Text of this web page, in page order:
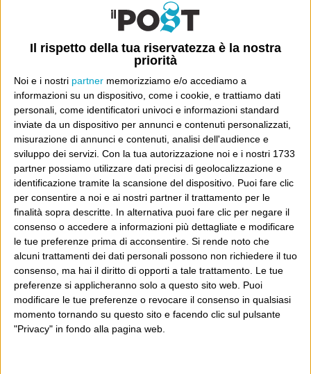
Il rispetto della tua riservatezza è la nostra
priorità
Noi e i nostri partner memorizziamo e/o accediamo a
informazioni su un dispositivo, come i cookie, e trattiamo dati
personali, come identificatori univoci e informazioni standard
inviate da un dispositivo per annunci e contenuti personalizzati,
misurazione di annunci e contenuti, analisi dell'audience e
sviluppo dei servizi. Con la tua autorizzazione noi e i nostri 1733
partner possiamo utilizzare dati precisi di geolocalizzazione e
identificazione tramite la scansione del dispositivo. Puoi fare clic
per consentire a noi e ai nostri partner il trattamento per le
finalità sopra descritte. In alternativa puoi fare clic per negare il
consenso o accedere a informazioni più dettagliate e modificare
le tue preferenze prima di acconsentire. Si rende noto che
alcuni trattamenti dei dati personali possono non richiedere il tuo
consenso, ma hai il diritto di opporti a tale trattamento. Le tue
preferenze si applicheranno solo a questo sito web. Puoi
modificare le tue preferenze o revocare il consenso in qualsiasi
momento tornando su questo sito e facendo clic sul pulsante
"Privacy" in fondo alla pagina web.